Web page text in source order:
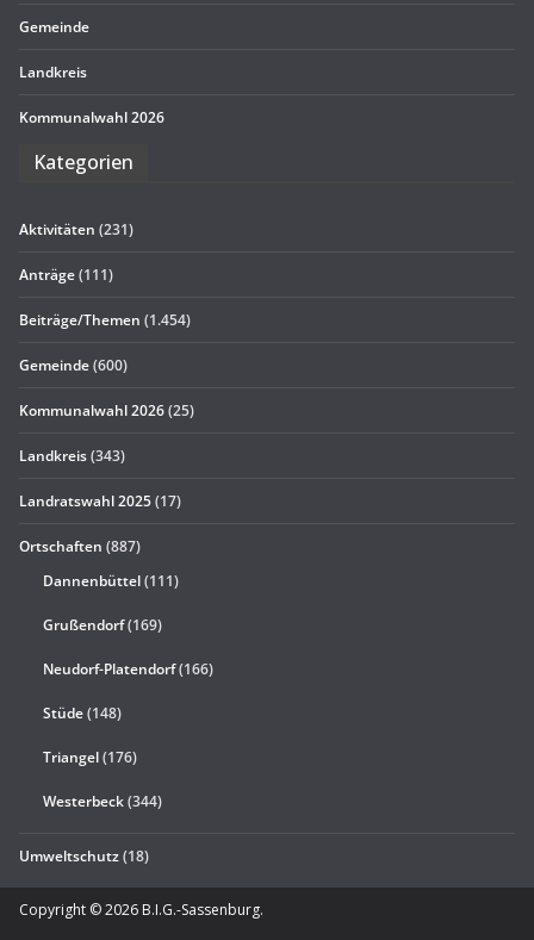
Gemeinde
Land­kreis
Kom­mu­nal­wahl 2026
Kate­go­rien
Aktivitäten (231)
Anträge(111)
Beiträge/Themen (1.454)
Gemeinde(600)
Kommunalwahl 2026(25)
Landkreis(343)
Landratswahl 2025(17)
Ortschaften (887)
Dannenbüttel(111)
Grußendorf(169)
Neudorf-Platendorf(166)
Stüde(148)
Triangel(176)
Westerbeck(344)
Umweltschutz(18)
Copyright © 2026 B.I.G.-Sassenburg.